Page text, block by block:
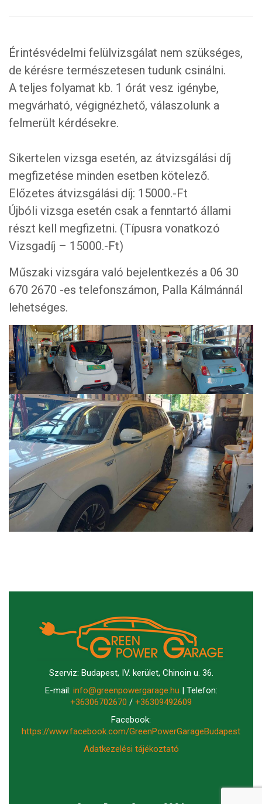
Érintésvédelmi felülvizsgálat nem szükséges,
de kérésre természetesen tudunk csinálni.
A teljes folyamat kb. 1 órát vesz igénybe,
megvárható, végignézhető, válaszolunk a
felmerült kérdésekre.
Sikertelen vizsga esetén, az átvizsgálási díj
megfizetése minden esetben kötelező.
Előzetes átvizsgálási díj: 15000.-Ft
Újbóli vizsga esetén csak a fenntartó állami
részt kell megfizetni. (Típusra vonatkozó
Vizsgadíj – 15000.-Ft)
Műszaki vizsgára való bejelentkezés a 06 30
670 2670 -es telefonszámon, Palla Kálmánnál
lehetséges.
Szerviz: Budapest, IV. kerület, Chinoin u. 36.
E-mail: info@greenpowergarage.hu | Telefon:
+36306702670 / +36309492609
Facebook:
https://www.facebook.com/GreenPowerGarageBudapest
Adatkezelési tájékoztató